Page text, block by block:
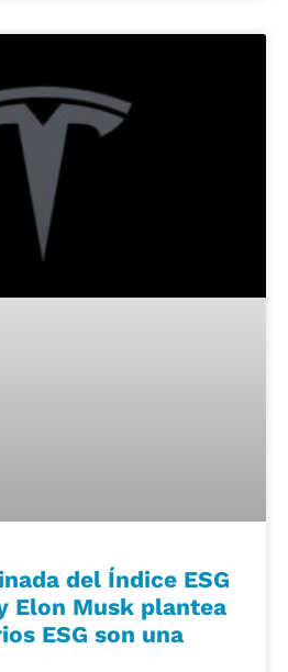
del Índice ESG
Elon Musk plantea
ESG son una